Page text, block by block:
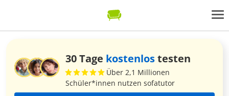
30 Tage kostenlostesten
Über 2,1 Millionen
Schüler*innen nutzen sofatutor